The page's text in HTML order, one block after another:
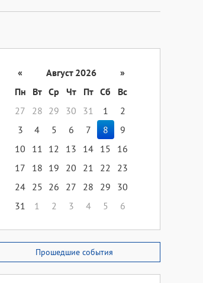
« Август 2026
»
Пн
Вт Ср Чт Пт Сб
Вс
27
28 29 30 31 1
2
3
4 5 6 7 8
9
10
11 12 13 14 15
16
17
18 19 20 21 22
23
24 25 26 27 28 29
30
31
1 2 3 4 5 6
Прошедшие события